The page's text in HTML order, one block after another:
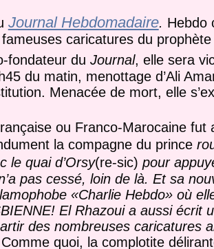
Journal Hebdomadaire. Hebdo
fameuses caricatures du
fondateur du Journal, elle sera
du matin, menottage d’Ali
Menacée de mort, elle
ou Franco-Marocaine
la compagne du prince
le quai d’Orsy(re-sic) pour
pas cessé, loin de là. Et sa
«Charlie Hebdo» où
El Rhazoui a aussi écrit
des nombreuses caricatures
quoi, la complotite